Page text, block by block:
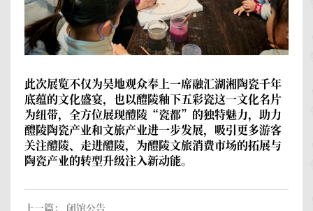
此次展览不仅为吴地观众奉上一席融汇湖湘陶瓷千年
底蕴的文化盛宴，也以醴陵釉下五彩瓷这一文化名片
为纽带，全方位展现醴陵“瓷都”的独特魅力，助力
醴陵陶瓷产业和文旅产业进一步发展，吸引更多游客
关注醴陵、走进醴陵，为醴陵文旅消费市场的拓展与
陶瓷产业的转型升级注入新动能。
上一篇： 闭馆公告